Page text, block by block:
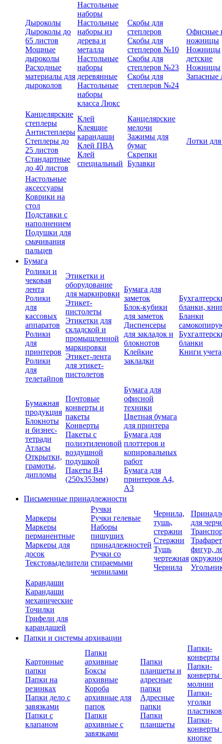
Дыроколы
Дыроколы до
65 листов
Мощные
дыроколы
Расходные
материалы для
дыроколов
Настольные
наборы
Настольные
наборы из
дерева и
металла
Настольные
наборы
деревянные
Настольные
наборы
класса Люкс
Скобы для
степлеров
Скобы для
степлеров №10
Скобы для
степлеров №23
Скобы для
степлеров №24
Офисные
ножницы
Ножницы
детские
Ножницы
Запасные
Канцелярские
степлеры
Антистеплеры
Степлеры до
25 листов
Стандартные
до 40 листов
Клей
Клеящие
карандаши
Клей ПВА
Клей
специальный
Канцелярские
мелочи
Зажимы для
бумаг
Скрепки
Булавки
Лотки
Настольные
аксессуары
Коврики на
стол
Подставки с
наполнением
Подушки для
смачивания
пальцев
Бумага
Ролики и
чековая
лента
Ролики
для
кассовых
аппаратов
Ролики
для
принтеров
Ролики
для
телетайпов
Этикетки и
оборудование
для маркировки
Этикет-
пистолеты
Этикетки для
складской и
промышленной
маркировки
Этикет-лента
для этикет-
пистолетов
Бумага для
заметок
Блок-кубики
для заметок
Диспенсеры
для закладок и
блокнотов
Клейкие
закладки
бланки,
Бланки
бланки
Книги учета
Бумажная
продукция
Блокноты
и бизнес-
тетради
Атласы
Открытки,
грамоты,
дипломы
Почтовые
конверты и
пакеты
Конверты
Пакеты с
полиэтиленовой
воздушной
подушкой
Пакеты В4
(250х353мм)
Бумага для
офисной
техники
Цветная бумага
для принтера
Бумага для
плоттеров и
копировальных
работ
Бумага для
принтеров А4,
А3
Письменные принадлежности
Маркеры
Маркеры
перманентные
Маркеры для
досок
Текстовыделители
Ручки
Ручки гелевые
Наборы
пишущих
принадлежностей
Ручки со
стираемыми
чернилами
Чернила,
тушь,
стержни
Стержни
Тушь
чертежная
Чернила
для
фигур,
Карандаши
Карандаши
механические
Точилки
Грифели для
карандашей
Папки и системы архивации
Картонные
папки
Папки на
резинках
Папки дело с
завязками
Папки с
клапаном
Папки
архивные
Боксы
архивные
Короба
архивные для
папок
Папки
архивные с
завязками
Папки
планшеты и
адресные
папки
Адресные
папки
Папки
планшеты
Папки-
конверты
Папки-
конверты
молнии
Папки-
уголки
Папки-
конверты
кнопке